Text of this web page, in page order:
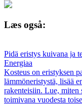
Læs også:
Pidä eristys kuivana ja
Energiaa
Kosteus on eristyksen
lämmöneristystä, lisää
rakenteisiin. Lue, miten
toimivana vuodesta